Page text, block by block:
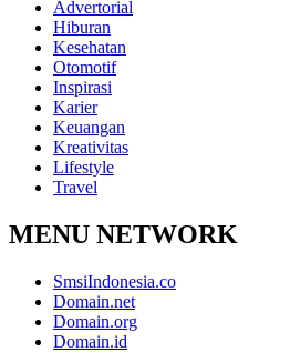
Advertorial
Hiburan
Kesehatan
Otomotif
Inspirasi
Karier
Keuangan
Kreativitas
Lifestyle
Travel
MENU NETWORK
SmsiIndonesia.co
Domain.net
Domain.org
Domain.id